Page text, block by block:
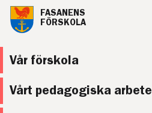
Till innehåll på sidan
FASANENS
FÖRSKOLA
Vår förskola
Vårt pedagogiska arbete